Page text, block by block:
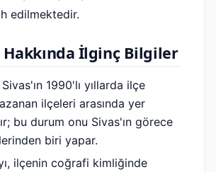
edilmektedir.
Hakkında İlginç Bilgiler
Sivas'ın 1990'lı yıllarda ilçe
ilçeleri arasında yer
bu durum onu Sivas'ın görece
biri yapar.
ilçenin coğrafi kimliğinde